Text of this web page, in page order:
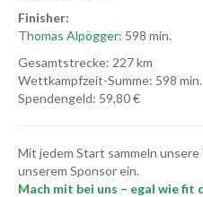
Finisher:
Thomas Alpögger: 598 min.
Gesamtstrecke: 227 km
Wettkampfzeit-Summe: 598 min.
Spendengeld: 59,80 €
Mit jedem Start sammeln
unserem Sponsor ein.
Mach mit bei uns – egal wie fit